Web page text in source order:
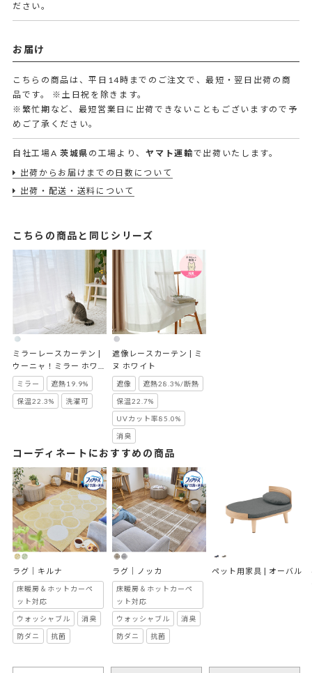
ださい。
お届け
こちらの商品は、平日14時までのご注文で、最短・翌日出荷の商
品です。
※土日祝を除きます。
※繁忙期など、最短営業日に出荷できないこともございますので予
めご了承ください。
自社工場A 茨城県 の工場より、ヤマト運輸で出荷いたします。
出荷からお届けまでの日数について
出荷・配送・送料について
こちらの商品と同じシリーズ
ミラーレースカーテン |
ウーニャ！ミラー ホワイ
ト
ミラー 遮熱19.9%
保温22.3% 洗濯可
遮像レースカーテン | ミ
ヌ ホワイト
遮像 遮熱28.3%/断熱
保温22.7%
UVカット率85.0%
消臭
コーディネートにおすすめの商品
ラグ｜キルナ
床暖房＆ホットカーペ
ット対応
ウォッシャブル 消臭
防ダニ 抗菌
ラグ｜ノッカ
床暖房＆ホットカーペ
ット対応
ウォッシャブル 消臭
防ダニ 抗菌
ペット用家具 | オーバル